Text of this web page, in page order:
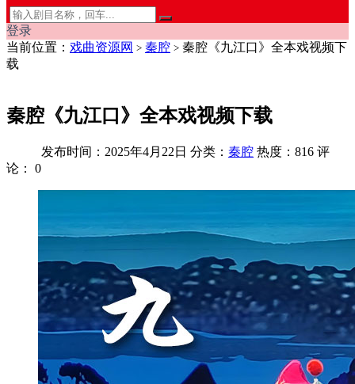
登录
当前位置： 戏曲资源网 > 秦腔 > 秦腔《九江口》全本戏视频下
载
秦腔《九江口》全本戏视频下载
发布时间：2025年4月22日 分类： 秦腔 热度：816 评
论：
0